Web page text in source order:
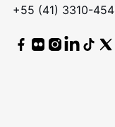
+55 (41) 3310-